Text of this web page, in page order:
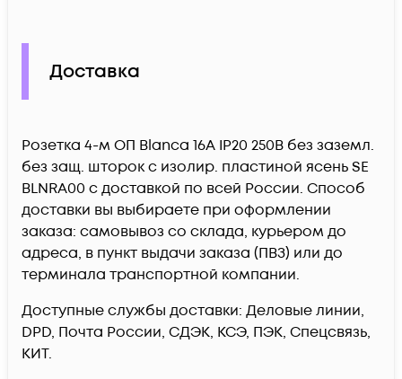
Доставка
Розетка 4-м ОП Blanca 16А IP20 250В без заземл.
без защ. шторок с изолир. пластиной ясень SE
BLNRA00 c доставкой по всей России. Способ
доставки вы выбираете при оформлении
заказа: самовывоз со склада, курьером до
адреса, в пункт выдачи заказа (ПВЗ) или до
терминала транспортной компании.
Доступные службы доставки: Деловые линии,
DPD, Почта России, СДЭК, КСЭ, ПЭК, Спецсвязь,
КИТ.